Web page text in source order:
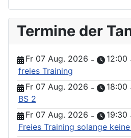
Termine der
Fr 07 Aug. 2026 - 12:00
freies Training
Fr 07 Aug. 2026 - 18:00
BS 2
Fr 07 Aug. 2026 - 19:30
Freies Training solange